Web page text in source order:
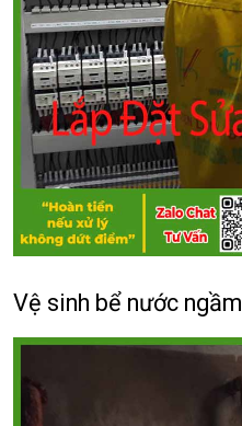
Vệ sinh bể nước ngầm